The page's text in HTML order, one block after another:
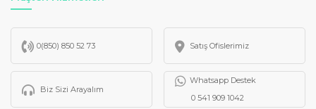
güzellikleriyle öne çıkan destinasyonlara düzenlenen
günübirlik turlar, her zevke uygun alternatifler sunuyor.
Özellikle Bolu Abant, Edirne,
Kapadokyave Sapanca-
Maşukiye gibi rotalar, hem kültürel hem de doğal
0(850) 850 52 73 Satış Ofislerimiz
Biz Sizi Arayalım
Whatsapp Destek
0 541 909 1042